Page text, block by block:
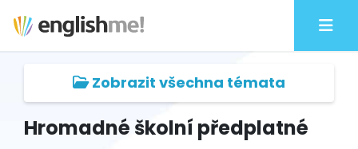
Zobrazit všechna témata
Hromadné školní předplatné